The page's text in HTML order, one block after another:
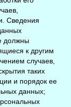
Сведения
должны
к другим
случаев,
таких
и порядок ее
данных;